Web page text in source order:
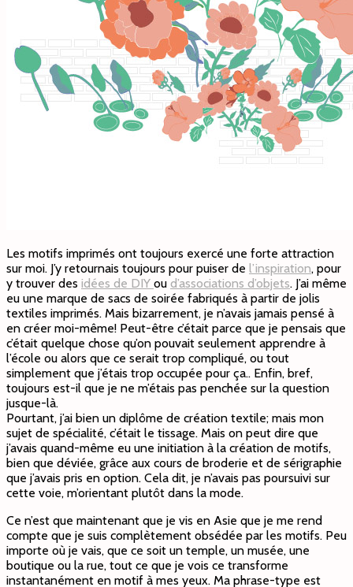
Les motifs imprimés ont toujours exercé une forte attraction
sur moi. J’y retournais toujours pour puiser de l’inspiration, pour
y trouver des idées de DIY ou d’associations d’objets. J’ai même
eu une marque de sacs de soirée fabriqués à partir de jolis
textiles imprimés. Mais bizarrement, je n’avais jamais pensé à
en créer moi-même! Peut-être c’était parce que je pensais que
c’était quelque chose qu’on pouvait seulement apprendre à
l’école ou alors que ce serait trop compliqué, ou tout
simplement que j’étais trop occupée pour ça.. Enfin, bref,
toujours est-il que je ne m’étais pas penchée sur la question
jusque-là.
Pourtant, j’ai bien un diplôme de création textile; mais mon
sujet de spécialité, c’était le tissage. Mais on peut dire que
j’avais quand-même eu une initiation à la création de motifs,
bien que déviée, grâce aux cours de broderie et de sérigraphie
que j’avais pris en option. Cela dit, je n’avais pas poursuivi sur
cette voie, m’orientant plutôt dans la mode.
Ce n’est que maintenant que je vis en Asie que je me rend
compte que je suis complètement obsédée par les motifs. Peu
importe où je vais, que ce soit un temple, un musée, une
boutique ou la rue, tout ce que je vois ce transforme
instantanément en motif à mes yeux. Ma phrase-type est